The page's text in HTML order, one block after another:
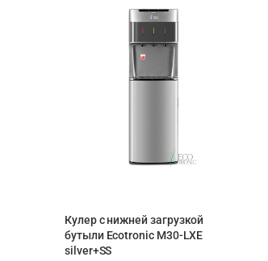
Кулер с нижней загрузкой
бутыли Ecotronic M30-LXE
silver+SS